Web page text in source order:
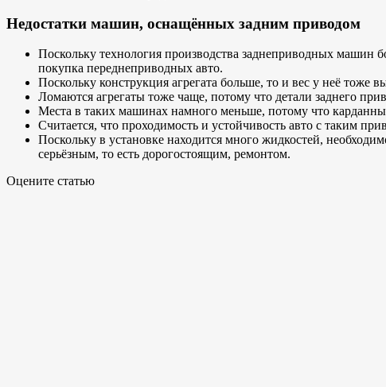
Недостатки машин, оснащённых задним приводом
Поскольку технология производства заднеприводных машин
покупка переднеприводных авто.
Поскольку конструкция агрегата больше, то и вес у неё тоже
Ломаются агрегаты тоже чаще, потому что детали заднего
Места в таких машинах намного меньше, потому что
Считается, что проходимость и устойчивость авто с таким
Поскольку в установке находится много жидкостей,
серьёзным, то есть дорогостоящим, ремонтом.
Оцените статью